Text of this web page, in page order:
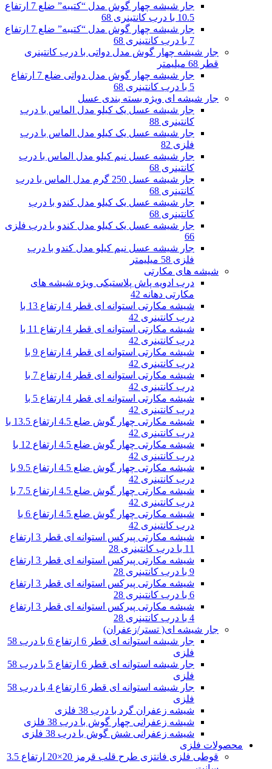
جار شیشه چهار گوش مدل “کتیبه” ضلع 7 ارتفاع
10.5 با درب کانتینری 68
جار شیشه چهار گوش مدل “کتیبه” ضلع 7 ارتفاع
7 با درب کانتینری 68
جار شیشه چهار گوش مدل دواتی با درب کانتینری
قطر 68 میلیمتر
جار شیشه چهار گوش مدل دواتی ضلع 7 ارتفاع
5 با درب کانتینری 68
جار شیشه ای ویژه بسته بندی عسل
جار شیشه عسل یک کیلو مدل الماس با درب
کانتینری 88
جار شیشه عسل یک کیلو مدل الماس با درب
فلزی 82
جار شیشه عسل نیم کیلو مدل الماس با درب
کانتینری 68
جار شیشه عسل 250 گرم مدل الماس با درب
کانتینری 68
جار شیشه عسل یک کیلو مدل کندو با درب
کانتینری 68
جار شیشه عسل یک کیلو مدل کندو با درب فلزی
66
جار شیشه عسل نیم کیلو مدل کندو با درب
فلزی 58 میلیمتر
شیشه های مکارتی
درب ادویه پاش پلاستیکی ویژه شیشه های
مکارتی دهانه 42
شیشه مکارتی استوانه ای قطر 4 ارتفاع 13 با
درب کانتینری 42
شیشه مکارتی استوانه ای قطر 4 ارتفاع 11 با
درب کانتینری 42
شیشه مکارتی استوانه ای قطر 4 ارتفاع 9 با
درب کانتینری 42
شیشه مکارتی استوانه ای قطر 4 ارتفاع 7 با
درب کانتینری 42
شیشه مکارتی استوانه ای قطر 4 ارتفاع 5 با
درب کانتینری 42
شیشه مکارتی چهار گوش ضلع 4.5 ارتفاع 13.5 با
درب کانتینری 42
شیشه مکارتی چهار گوش ضلع 4.5 ارتفاع 12 با
درب کانتینری 42
شیشه مکارتی چهار گوش ضلع 4.5 ارتفاع 9.5 با
درب کانتینری 42
شیشه مکارتی چهار گوش ضلع 4.5 ارتفاع 7.5 با
درب کانتینری 42
شیشه مکارتی چهار گوش ضلع 4.5 ارتفاع 6 با
درب کانتینری 42
شیشه مکارتی پیرکس استوانه ای قطر 3 ارتفاع
11 با درب کانتینری 28
شیشه مکارتی پیرکس استوانه ای قطر 3 ارتفاع
9 با درب کانتینری 28
شیشه مکارتی پیرکس استوانه ای قطر 3 ارتفاع
6 با درب کانتینری 28
شیشه مکارتی پیرکس استوانه ای قطر 3 ارتفاع
4 با درب کانتینری 28
جار شیشه ای( تستر/زعفران)
جار شیشه استوانه ای قطر 6 ارتفاع 6 با درب 58
فلزی
جار شیشه استوانه ای قطر 6 ارتفاع 5 با درب 58
فلزی
جار شیشه استوانه ای قطر 6 ارتفاع 4 با درب 58
فلزی
شیشه زعفران گرد با درب 38 فلزی
شیشه زعفرانی چهار گوش با درب 38 فلزی
شیشه زعفرانی شش گوش با درب 38 فلزی
محصولات فلزی
قوطی فلزی فانتزی طرح قلب قرمز 20×20 ارتفاع 3.5